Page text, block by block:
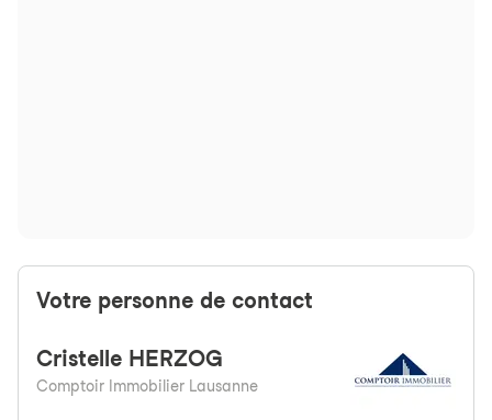
Votre personne de contact
Cristelle HERZOG
Comptoir Immobilier Lausanne